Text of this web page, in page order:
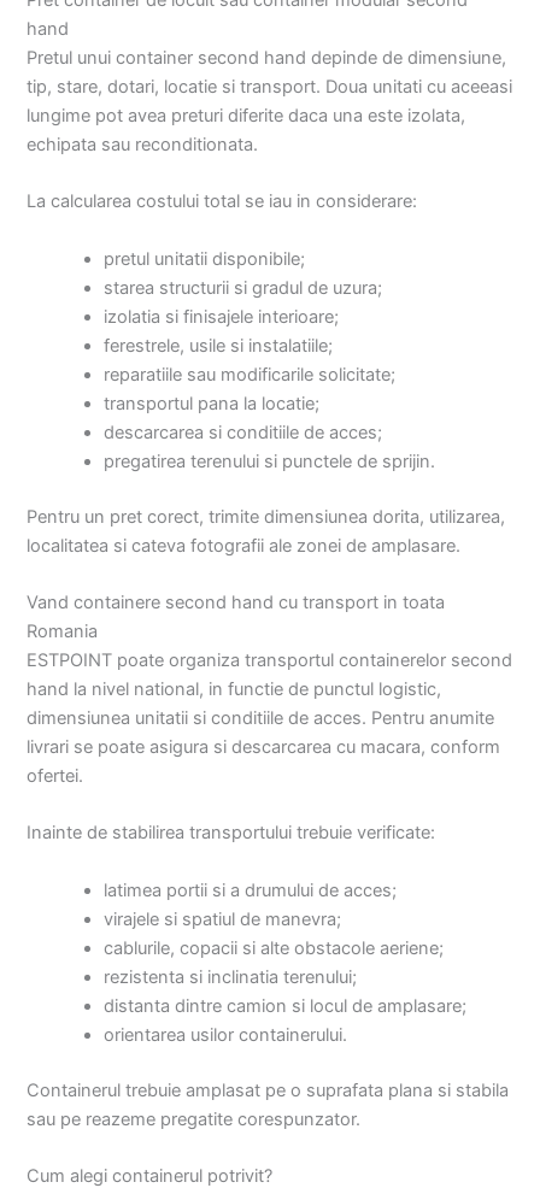
hand
Pretul unui container second hand depinde de dimensiune,
tip, stare, dotari, locatie si transport. Doua unitati cu aceeasi
lungime pot avea preturi diferite daca una este izolata,
echipata sau reconditionata.
La calcularea costului total se iau in considerare:
pretul unitatii disponibile;
starea structurii si gradul de uzura;
izolatia si finisajele interioare;
ferestrele, usile si instalatiile;
reparatiile sau modificarile solicitate;
transportul pana la locatie;
descarcarea si conditiile de acces;
pregatirea terenului si punctele de sprijin.
Pentru un pret corect, trimite dimensiunea dorita, utilizarea,
localitatea si cateva fotografii ale zonei de amplasare.
Vand containere second hand cu transport in toata
Romania
ESTPOINT poate organiza transportul containerelor second
hand la nivel national, in functie de punctul logistic,
dimensiunea unitatii si conditiile de acces. Pentru anumite
livrari se poate asigura si descarcarea cu macara, conform
ofertei.
Inainte de stabilirea transportului trebuie verificate:
latimea portii si a drumului de acces;
virajele si spatiul de manevra;
cablurile, copacii si alte obstacole aeriene;
rezistenta si inclinatia terenului;
distanta dintre camion si locul de amplasare;
orientarea usilor containerului.
Containerul trebuie amplasat pe o suprafata plana si stabila
sau pe reazeme pregatite corespunzator.
Cum alegi containerul potrivit?